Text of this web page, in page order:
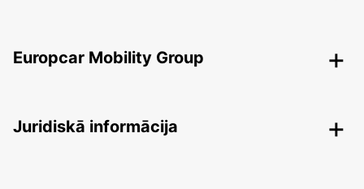
Europcar Mobility Group
Juridiskā informācija